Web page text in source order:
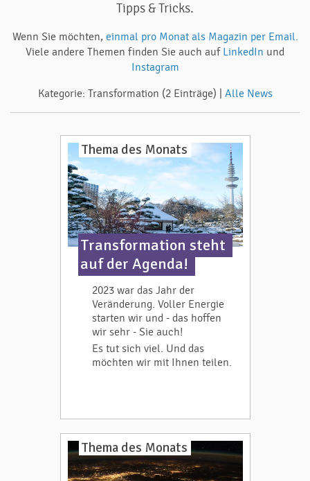
Tipps & Tricks.
Wenn Sie möchten, einmal pro Monat als Magazin per Email.
Viele andere Themen finden Sie auch auf LinkedIn und
Instagram
Kategorie: Transformation (2 Einträge) | Alle News
Thema des Monats
Transformation steht
auf der Agenda!
2023 war das Jahr der
Veränderung. Voller Energie
starten wir und - das hoffen
wir sehr - Sie auch!
Es tut sich viel. Und das
möchten wir mit Ihnen teilen.
Thema des Monats